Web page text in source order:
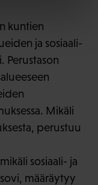
kuntien
ja sosiaali-
Perustason
Mikäli
perustuu
sosiaali- ja
määräytyy